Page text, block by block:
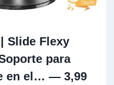
Slide Flexy
para
en el… — 3,99